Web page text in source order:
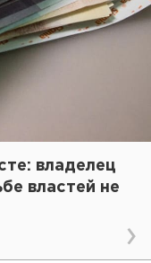
владелец
властей не